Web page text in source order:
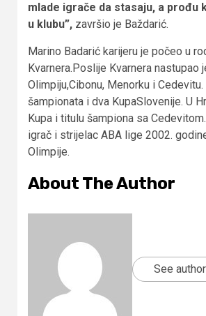
mlade igrače da stasaju, a prođu
u klubu”, završio je Baždarić.
Marino Badarić karijeru je počeo u
Kvarnera.Poslije Kvarnera nastupao
Olimpiju,Cibonu, Menorku i
šampionata i dva KupaSlovenije. U
Kupa i titulu šampiona sa
igrač i strijelac ABA lige 2002.
Olimpije.
About The Author
See